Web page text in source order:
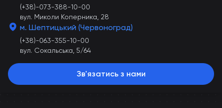
(+38)-073-388-10-00
вул. Миколи Коперника, 28
м. Шептицький (Червоноград)
(+38)-063-355-10-00
вул. Сокальська, 5/64
Зв'язатись з нами